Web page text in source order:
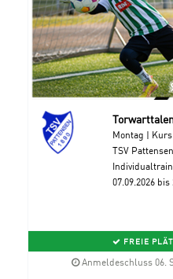
Montag |
TSV
07.09.2026
FREIE
Anmeldeschluss 06.